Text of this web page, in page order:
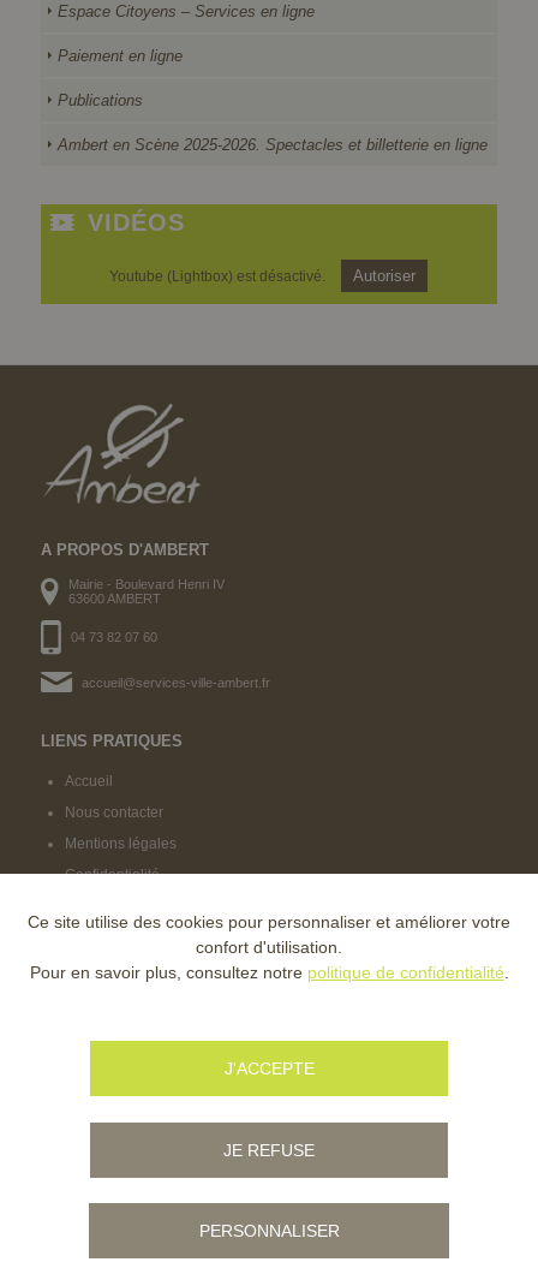
Espace Citoyens – Services en ligne
Paiement en ligne
Publications
Ambert en Scène 2025-2026. Spectacles et billetterie en ligne
VIDÉOS
Youtube (Lightbox) est désactivé. Autoriser
A PROPOS D'AMBERT
Mairie - Boulevard Henri IV
63600 AMBERT
04 73 82 07 60
accueil@services-ville-ambert.fr
LIENS PRATIQUES
Accueil
Nous contacter
Mentions légales
Confidentialité
NOS LABELS
Ce site utilise des cookies pour personnaliser et améliorer votre
confort d'utilisation.
Pour en savoir plus, consultez notre politique de confidentialité
J'ACCEPTE
JE REFUSE
PERSONNALISER